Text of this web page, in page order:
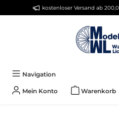
Zum Hauptinhalt springen
kostenloser Versand ab
Navigation
Mein Konto Warenkorb